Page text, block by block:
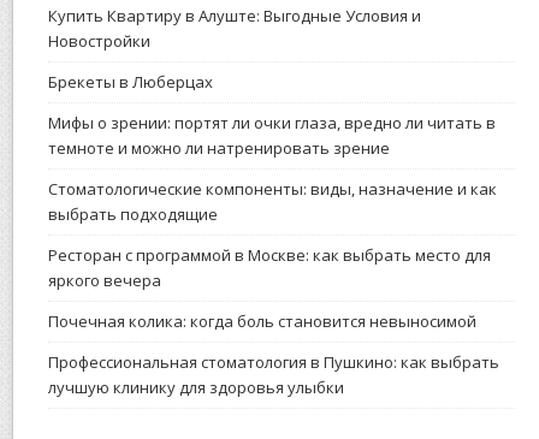
Купить Квартиру в Алуште: Выгодные Условия и
Новостройки
Брекеты в Люберцах
Мифы о зрении: портят ли очки глаза, вредно ли читать в
темноте и можно ли натренировать зрение
Стоматологические компоненты: виды, назначение и как
выбрать подходящие
Ресторан с программой в Москве: как выбрать место для
яркого вечера
Почечная колика: когда боль становится невыносимой
Профессиональная стоматология в Пушкино: как выбрать
лучшую клинику для здоровья улыбки